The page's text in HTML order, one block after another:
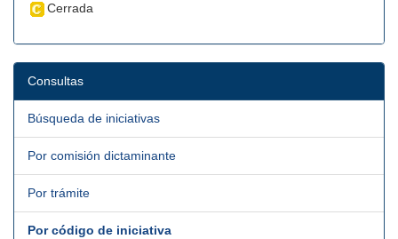
Cerrada
Consultas
Búsqueda de iniciativas
Por comisión dictaminante
Por trámite
Por código de iniciativa